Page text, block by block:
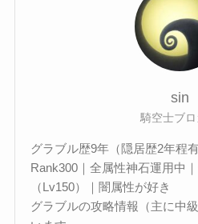
sin
騎空士ブ
グラブル歴9年（隠居歴2年程
Rank300｜全属性神石運用中
（Lv150）｜闇属性が好き
グラブルの攻略情報（主に中